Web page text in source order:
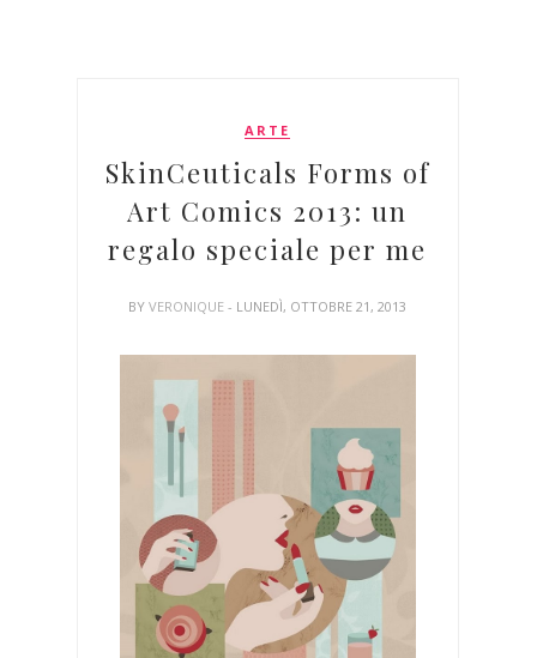
ARTE
SkinCeuticals Forms of
Art Comics 2013: un
regalo speciale per me
BYVERONIQUE- LUNEDÌ, OTTOBRE 21, 2013